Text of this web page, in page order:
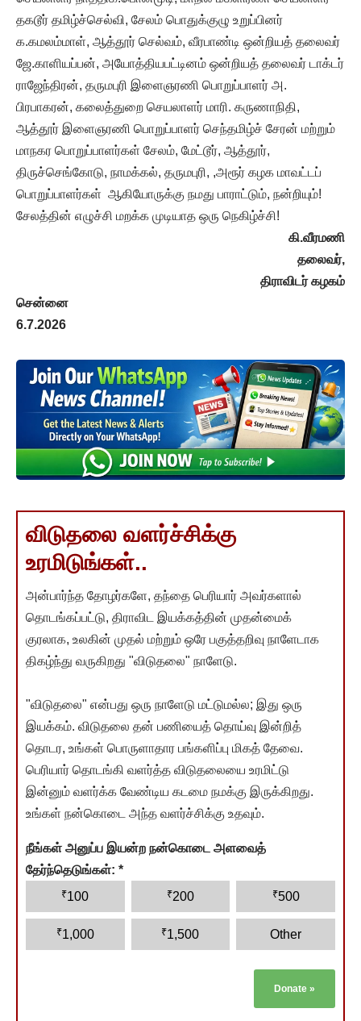
தகடூர் தமிழ்ச்செல்வி, சேலம் பொதுக்குழு உறுப்பினர்
க.கமலம்மாள், ஆத்தூர் செல்வம், வீரபாண்டி ஒன்றியத் தலைவர்
ஜே.காளியப்பன், அயோத்தியபட்டினம் ஒன்றியத் தலைவர் டாக்டர்
ராஜேந்திரன், தருமபுரி இளைஞரணி பொறுப்பாளர் அ.
பிரபாகரன், கலைத்துறை செயலாளர் மாரி. கருணாநிதி,
ஆத்தூர் இளைஞரணி பொறுப்பாளர் செந்தமிழ்ச் சேரன் மற்றும்
மாநகர பொறுப்பாளர்கள் சேலம், மேட்டூர், ஆத்தூர்,
திருச்செங்கோடு, நாமக்கல், தருமபுரி, ,அரூர் கழக மாவட்டப்
பொறுப்பாளர்கள் ஆகியோருக்கு நமது பாராட்டும், நன்றியும்!
சேலத்தின் எழுச்சி மறக்க முடியாத ஒரு நெகிழ்ச்சி!
கி.வீரமணி
தலைவர்,
திராவிடர் கழகம்
சென்னை
6.7.2026
விடுதலை வளர்ச்சிக்கு
உரமிடுங்கள்..
அன்பார்ந்த தோழர்களே, தந்தை பெரியார் அவர்களால்
தொடங்கப்பட்டு, திராவிட இயக்கத்தின் முதன்மைக்
குரலாக, உலகின் முதல் மற்றும் ஒரே பகுத்தறிவு நாளேடாக
திகழ்ந்து வருகிறது "விடுதலை" நாளேடு.
"விடுதலை" என்பது ஒரு நாளேடு மட்டுமல்ல; இது ஒரு
இயக்கம். விடுதலை தன் பணியைத் தொய்வு இன்றித்
தொடர, உங்கள் பொருளாதார பங்களிப்பு மிகத் தேவை.
பெரியார் தொடங்கி வளர்த்த விடுதலையை உரமிட்டு
இன்னும் வளர்க்க வேண்டிய கடமை நமக்கு இருக்கிறது.
உங்கள் நன்கொடை அந்த வளர்ச்சிக்கு உதவும்.
நீங்கள் அனுப்ப இயன்ற நன்கொடை அளவைத்
தேர்ந்தெடுங்கள்: *
₹100 ₹200 ₹500
₹1,000 ₹1,500 Other
Donate »